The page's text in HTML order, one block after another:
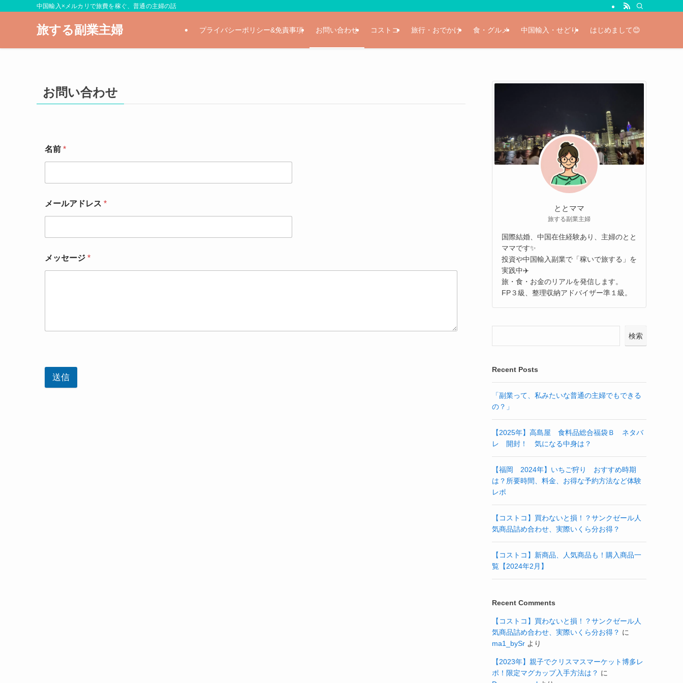
中国輸入×メルカリで旅費を稼ぐ、普通の主婦の話
旅する副業主婦 プライバシーポリシー&免責事項 お問い合わせ コストコ 旅行・おでかけ 食・グルメ 中国輸入・せどり はじめまして😊
お問い合わせ
名前 *
メールアドレス *
メッセージ *
送信
ととママ
旅する副業主婦
国際結婚、中国在住経験あり、主婦のとと
ママです✨
投資や中国輸入副業で「稼いで旅する」を
実践中✈️
旅・食・お金のリアルを発信します。
FP３級、整理収納アドバイザー準１級。
検索
Recent Posts
「副業って、私みたいな普通の主婦でもできる
の？」
【2025年】高島屋 食料品総合福袋Ｂ ネタバ
レ 開封！ 気になる中身は？
【福岡 2024年】いちご狩り おすすめ時期
は？所要時間、料金、お得な予約方法など体験
レポ
【コストコ】買わないと損！？サンクゼール人
気商品詰め合わせ、実際いくら分お得？
【コストコ】新商品、人気商品も！購入商品一
覧【2024年2月】
Recent Comments
【コストコ】買わないと損！？サンクゼール人
気商品詰め合わせ、実際いくら分お得？ に
ma1_bySr より
【2023年】親子でクリスマスマーケット博多レ
ポ！限定マグカップ入手方法は？ に